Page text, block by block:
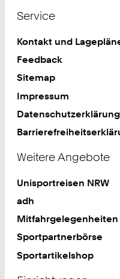
Service
Kontakt und
Feedback
Sitemap
Impressum
Datenschutzerklärung
Weitere Angebote
Unisportreisen NRW
adh
Mitfahrgelegenheiten
Sportpartnerbörse
Sportartikelshop